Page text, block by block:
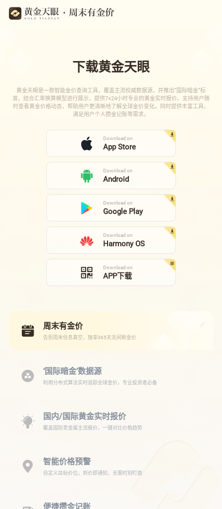
下载黄金天眼
黄金天眼是一款智能金价查询工具，覆盖主流权威数据源，并推出“国际暗金”标
准，结合汇率换算模型进行展示，提供7×24小时专业的黄金实时报价。支持用户随
时查看黄金价格动态，帮助用户更清晰地了解全球金价变化。同时提供丰富工具，
满足用户个人攒金记账等需求。
Download on
App Store
Download on
Android
Download on
Google Play
Download on
Harmony OS
Download on
APP下载
周末有金价
告别周末信息真空，独享365天无间断金价
‘国际暗金’数据源
利用分布式算法实时追踪全球金价，专业投资者必备
国内/国际黄金实时报价
覆盖国际贵金属主流报价，一键对比价格趋势
智能价格预警
自定义目标价位，到价即通知，无需时刻盯盘
便捷攒金记账